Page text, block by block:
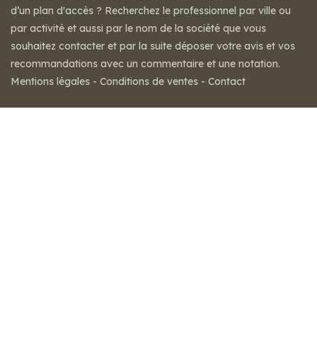
d’un plan d'accès ? Recherchez le professionnel par ville ou
par activité et aussi par le nom de la société que vous
souhaitez contacter et par la suite déposer votre avis et vos
recommandations avec un commentaire et une notation.
Mentions légales - Conditions de ventes - Contact